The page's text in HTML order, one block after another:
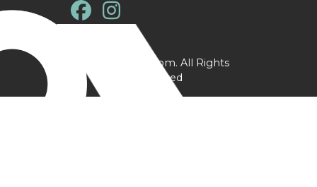
@ YPtrainer.com. All Rights
Reserved